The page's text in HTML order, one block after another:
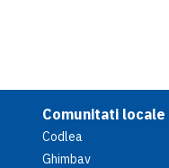
Comunitati locale
Codlea
Ghimbav